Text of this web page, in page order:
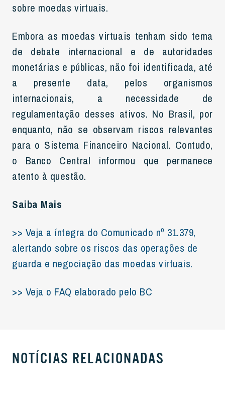
sobre moedas virtuais.
Embora as moedas virtuais tenham sido tema
de debate internacional e de autoridades
monetárias e públicas, não foi identificada, até
a presente data, pelos organismos
internacionais, a necessidade de
regulamentação desses ativos. No Brasil, por
enquanto, não se observam riscos relevantes
para o Sistema Financeiro Nacional. Contudo,
o Banco Central informou que permanece
atento à questão.
Saiba Mais
>> Veja a íntegra do Comunicado nº 31.379,
alertando sobre os riscos das operações de
guarda e negociação das moedas virtuais.
>> Veja o FAQ elaborado pelo BC
NOTÍCIAS RELACIONADAS